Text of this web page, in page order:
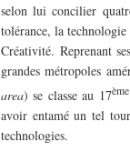
selon lui concilier
tolérance, la
Créativité. Reprenant
grandes métropoles
area) se classe au 17ème
avoir entamé un tel
technologies.